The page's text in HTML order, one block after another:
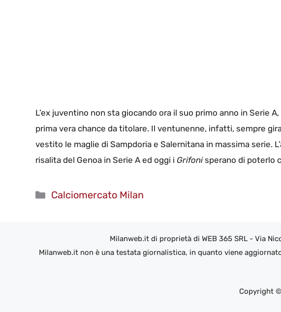
L’ex juventino non sta giocando ora il suo primo anno in Serie
prima vera chance da titolare. Il ventunenne, infatti, sempre
vestito le maglie di Sampdoria e Salernitana in massima serie.
risalita del Genoa in Serie A ed oggi i Grifonisperano di poterlo
Categorie
Calciomercato Milan
Milanweb.it di proprietà di WEB 365 SRL - Via
Milanweb.it non è una testata giornalistica, in quanto viene
Copyright